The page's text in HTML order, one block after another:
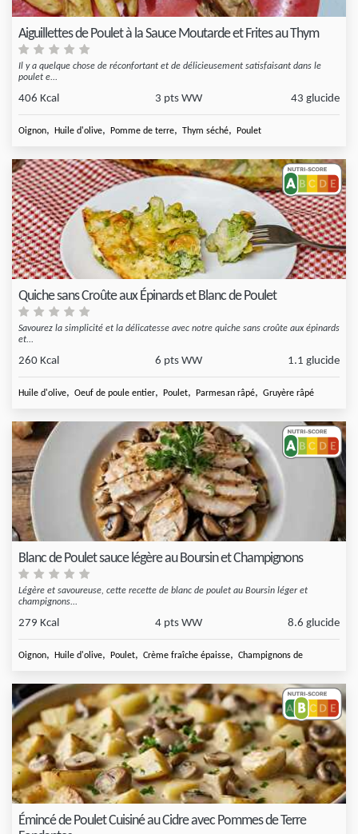
Aiguillettes de Poulet à la Sauce Moutarde et Frites au Thym
Il y a quelque chose de réconfortant et de délicieusement satisfaisant dans le
poulet e...
406 Kcal 3 pts WW 43 glucide
Oignon, Huile d'olive, Pomme de terre, Thym séché, Poulet
Quiche sans Croûte aux Épinards et Blanc de Poulet
Savourez la simplicité et la délicatesse avec notre quiche sans croûte aux épinards
et...
260 Kcal 6 pts WW 1.1 glucide
Huile d'olive, Oeuf de poule entier, Poulet, Parmesan râpé, Gruyère râpé
Blanc de Poulet sauce légère au Boursin et Champignons
Légère et savoureuse, cette recette de blanc de poulet au Boursin léger et
champignons...
279 Kcal 4 pts WW 8.6 glucide
Oignon, Huile d'olive, Poulet, Crème fraîche épaisse, Champignons de
Émincé de Poulet Cuisiné au Cidre avec Pommes de Terre